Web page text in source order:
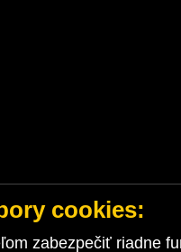
cookies:
zabezpečiť riadne